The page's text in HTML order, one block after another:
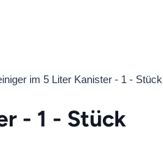
im 5 Liter Kanister - 1 - Stück
- 1 - Stück